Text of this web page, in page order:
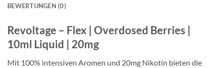
BEWERTUNGEN (0)
Revoltage – Flex | Overdosed Berries |
10ml Liquid | 20mg
Mit 100% intensiven Aromen und 20mg Nikotin bieten die